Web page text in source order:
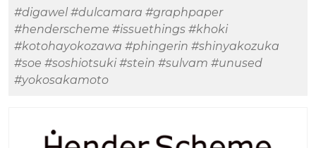
#digawel #dulcamara #graphpaper
#henderscheme #issuethings #khoki
#kotohayokozawa #phingerin #shinyakozuka
#soe #soshiotsuki #stein #sulvam #unused
#yokosakamoto